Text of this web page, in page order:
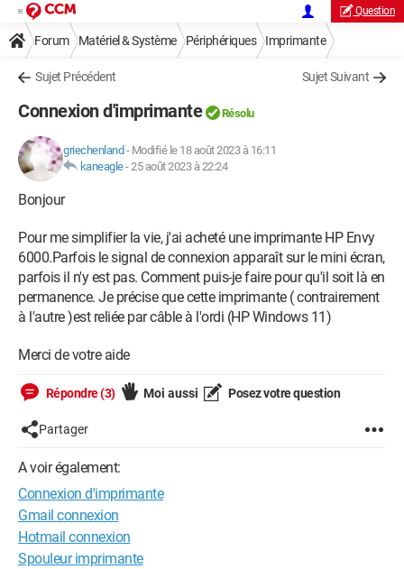
Question
Forum Matériel & Système Périphériques Imprimante
Sujet Précédent Sujet Suivant
Connexion d'imprimante Résolu
griechenland - Modifié le 18 août 2023 à 16:11
kaneagle-25 août 2023 à 22:24
Bonjour
Pour me simplifier la vie, j'ai acheté une imprimante HP Envy
6000.Parfois le signal de connexion apparaît sur le mini écran,
parfois il n'y est pas. Comment puis-je faire pour qu'il soit là en
permanence. Je précise que cette imprimante ( contrairement
à l'autre )est reliée par câble à l'ordi (HP Windows 11)
Merci de votre aide
Répondre (3) Moi aussi Posez votre question
Partager
A voir également:
Connexion d'imprimante
Gmail connexion
Hotmail connexion
Spouleur imprimante